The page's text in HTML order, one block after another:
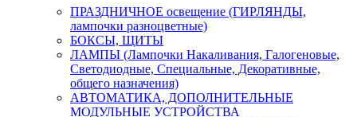
ПРАЗДНИЧНОЕ освещение (ГИРЛЯНДЫ,
лампочки разноцветные)
БОКСЫ, ЩИТЫ
ЛАМПЫ (Лампочки Накаливания, Галогеновые,
Светодиодные, Специальные, Декоративные,
общего назначения)
АВТОМАТИКА, ДОПОЛНИТЕЛЬНЫЕ
МОДУЛЬНЫЕ УСТРОЙСТВА